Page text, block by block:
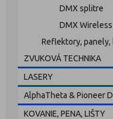
DMX splitre
DMX Wireless
Reflektory, panely,
ZVUKOVÁ TECHNIKA
LASERY
AlphaTheta & Pioneer
KOVANIE, PENA, LIŠTY